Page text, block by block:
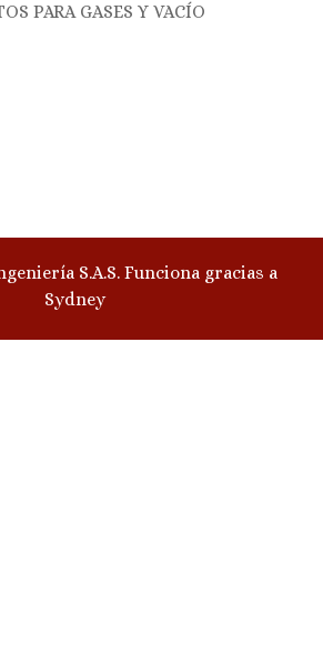
PARA GASES Y VACÍO
S.A.S. Funciona gracias a
Sydney